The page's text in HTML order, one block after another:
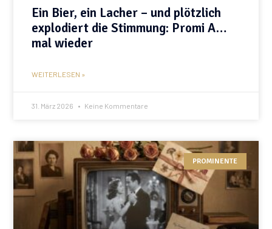
Ein Bier, ein Lacher – und plötzlich
explodiert die Stimmung: Promi A…
mal wieder
WEITERLESEN »
31. März 2026 Keine Kommentare
PROMINENTE